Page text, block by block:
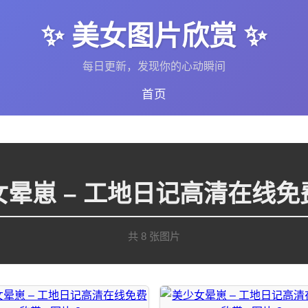
✨ 美女图片欣赏 ✨
每日更新，发现你的心动瞬间
首页
晕崽 – 工地日记高清在线免
共 8 张图片